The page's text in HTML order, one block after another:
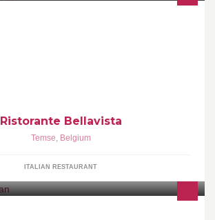
Ristorante Bellavista
Temse, Belgium
ITALIAN RESTAURANT